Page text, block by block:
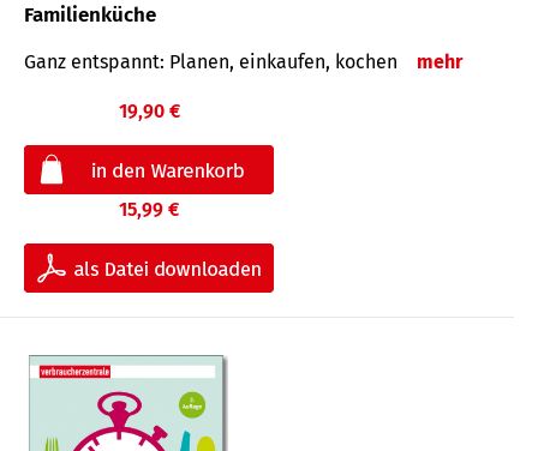
Familienküche
Ganz entspannt: Planen, einkaufen, kochen mehr
19,90 €
15,99 €